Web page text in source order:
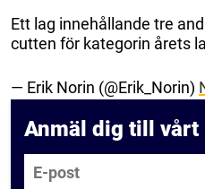
Ett lag innehållande tre
cutten för kategorin årets
— Erik Norin (@Erik_Norin)
Anmäl dig till vårt
E-post